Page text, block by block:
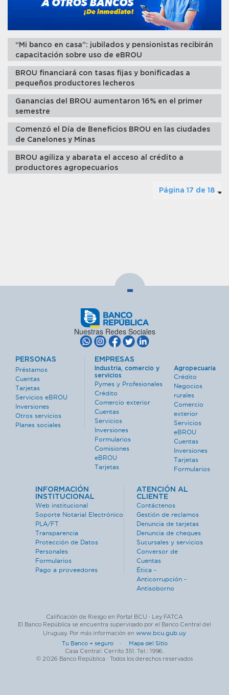
“Mi banco en casa”: jubilados y pensionistas recibirán
capacitación sobre uso de eBROU
BROU financiará con tasas fijas y bonificadas a
pequeños productores lecheros
Ganancias del BROU aumentaron 16% en el primer
semestre
Comenzó el Día de Beneficios BROU en las ciudades
de Canelones y Minas
BROU agiliza y abarata el acceso al crédito a
productores agropecuarios
Página 17 de 18
-
Nuestras Redes Sociales
PERSONAS
Préstamos
Cuentas
Tarjetas
Servicios eBROU
Inversiones
Otros servicios
Planes sociales
EMPRESAS
Industria, comercio y
servicios
Pymes y Profesionales
Crédito
Comercio exterior
Cuentas
Servicios
Inversiones
Formularios
Comisiones
eBROU
Tarjetas
Agropecuaria
Crédito
Negocios
rurales
Comercio
exterior
Servicios
eBROU
Cuentas
Inversiones
Tarjetas
Formularios
INFORMACIÓN
INSTITUCIONAL
Web institucional
Soporte Notarial Electrónico
PLA/FT
Transparencia
Protección de Datos
Personales
Formularios
Pago a proveedores
ATENCIÓN AL
CLIENTE
Contáctenos
Gestión de reclamos
Denuncia de tarjetas
Denuncia de cheques
Sucursales y servicios
Conversor de
Cuentas
Ética -
Anticorrupción -
Antisoborno
Calificación de Riesgo en Portal BCU · Ley FATCA
El Banco República se encuentra supervisado por el Banco Central del
Uruguay. Por más información en www.bcu.gub.uy
Tu Banco + seguro · Mapa del Sitio
Casa Central: Cerrito 351. Tel.: 1996.
© 2026 Banco República · Todos los derechos reservados